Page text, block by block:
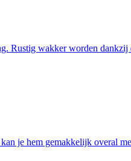
Rustig wakker worden
je hem gemakkelijk overal